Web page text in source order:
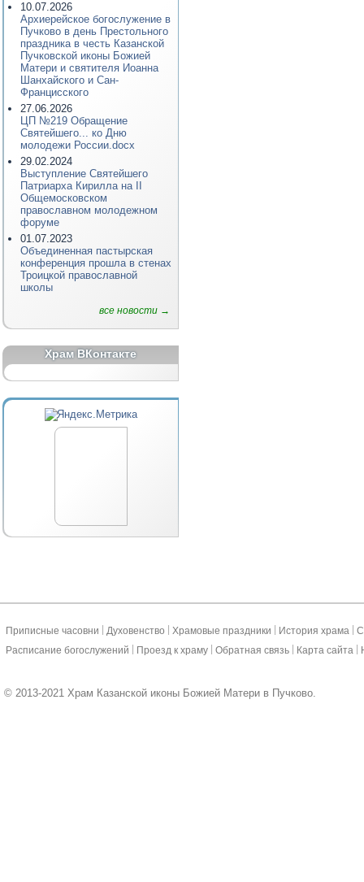
10.07.2026
Архиерейское богослужение в
Пучково в день Престольного
праздника в честь Казанской
Пучковской иконы Божией
Матери и святителя Иоанна
Шанхайского и Сан-
Францисского
27.06.2026
ЦП №219 Обращение
Святейшего... ко Дню
молодежи России.docx
29.02.2024
Выступление Святейшего
Патриарха Кирилла на II
Общемосковском
православном молодежном
форуме
01.07.2023
Объединенная пастырская
конференция прошла в стенах
Троицкой православной
школы
все новости →
Храм ВКонтакте
Приписные часовни Духовенство Храмовые праздники История храма
Расписание богослужений
Проезд к храму Обратная связь Карта сайта
© 2013-2021 Храм Казанской иконы Божией Матери в Пучково.